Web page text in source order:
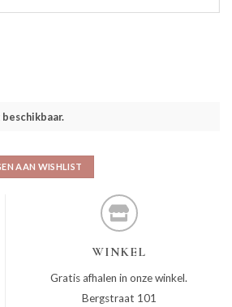
AAN WISHLIST
WINKEL
Gratis afhalen in onze winkel.
Bergstraat 101